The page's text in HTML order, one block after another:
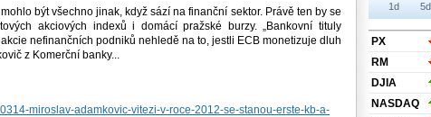
být všechno jinak, když sází na finanční sektor. Právě ten by se
akciových indexů i domácí pražské burzy. „Bankovní tituly
nefinančních podniků nehledě na to, jestli ECB monetizuje dluh
z Komerční banky...
miroslav-adamkovic-vitezi-v-roce-2012-se-stanou-erste-kb-a-
1d 5d
PX
RM
DJIA
NASDAQ